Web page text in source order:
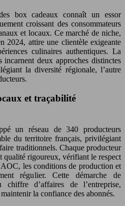
box cadeaux connaît un essor
croissant des consommateurs
et locaux. Ce marché de niche,
2024, attire une clientèle exigeante
culinaires authentiques. La
deux approches distinctes
la diversité régionale, l’autre
et traçabilité
un réseau de 340 producteurs
du territoire français, privilégiant
traditionnels. Chaque producteur
qualité rigoureux, vérifiant le respect
les conditions de production et
régulier. Cette démarche de
chiffre d’affaires de l’entreprise,
la confiance des abonnés.